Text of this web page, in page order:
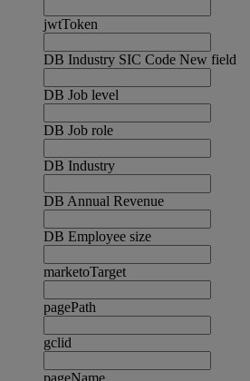
jwtToken
DB Industry SIC Code New field
DB Job level
DB Job role
DB Industry
DB Annual Revenue
DB Employee size
marketoTarget
pagePath
gclid
pageName